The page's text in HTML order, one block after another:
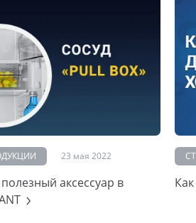
23 мая 2022
полезный аксессуар в